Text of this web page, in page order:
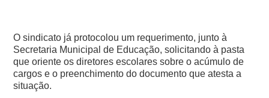
O sindicato já protocolou um requerimento, junto à
Secretaria Municipal de Educação, solicitando à pasta
que oriente os diretores escolares sobre o acúmulo de
cargos e o preenchimento do documento que atesta a
situação.